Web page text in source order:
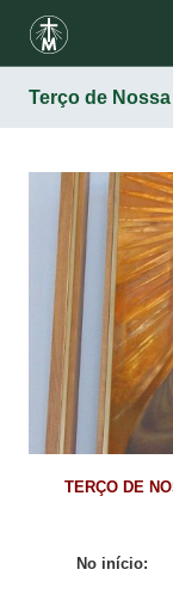
Terço de
Terço de
Ó Maria,
Oração à
Lembrai-
Rosário
Ladainha
Orações a
TERÇO DE
No início: